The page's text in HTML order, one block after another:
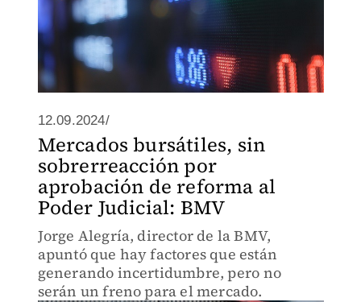
12.09.2024/
Mercados bursátiles, sin
sobrerreacción por
aprobación de reforma al
Poder Judicial: BMV
Jorge Alegría, director de la BMV,
apuntó que hay factores que están
generando incertidumbre, pero no
serán un freno para el mercado.